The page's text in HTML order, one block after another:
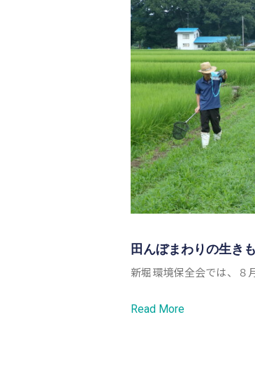
田んぼまわりの生き
新堀環境保全会では、８
Read More